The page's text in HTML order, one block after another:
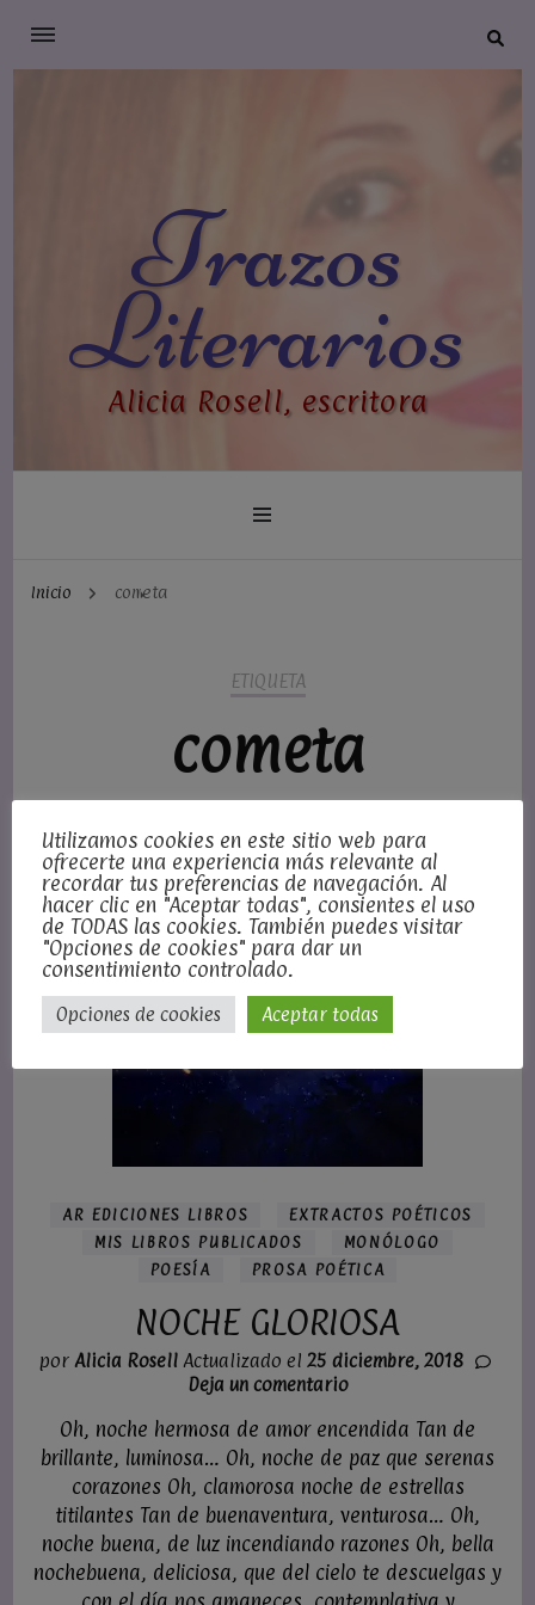
Trazos
Literarios
Alicia Rosell, escritora
Inicio cometa
ETIQUETA
cometa
Mostrando1 Resultado(s)
AR EDICIONES LIBROS
EXTRACTOS POÉTICOS
MIS LIBROS PUBLICADOS
MONÓLOGO
POESÍA
PROSA POÉTICA
NOCHE GLORIOSA
por Alicia Rosell Actualizado el 25 diciembre, 2018
Deja un comentarioen
GLORIOSA
Oh, noche hermosa de amor encendida Tan de
brillante, luminosa… Oh, noche de paz que serenas
corazones Oh, clamorosa noche de estrellas
titilantes Tan de buenaventura, venturosa… Oh,
noche buena, de luz incendiando razones Oh, bella
nochebuena, deliciosa, que del cielo te descuelgas y
Utilizamos cookies en este sitio web para
ofrecerte una experiencia más relevante al
recordar tus preferencias de navegación. Al
hacer clic en "Aceptar todas", consientes el uso
de TODAS las cookies. También puedes visitar
"Opciones de cookies" para dar un
consentimiento controlado.
Opciones de cookies Aceptar todas